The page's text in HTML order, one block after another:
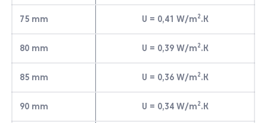
75 mm U = 0,41 W/m2.K
80 mm U = 0,39 W/m2.K
85 mm U = 0,36 W/m2.K
90 mm U = 0,34 W/m2.K